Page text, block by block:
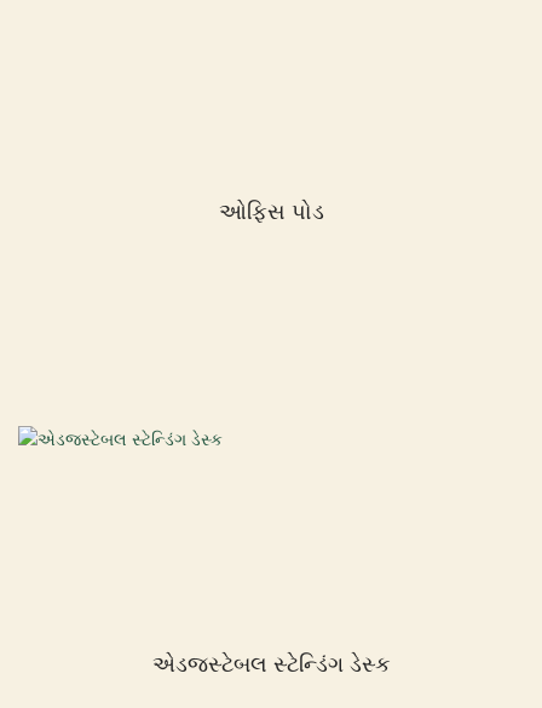
ઓફિસ પોડ
એડજસ્ટેબલ સ્ટેન્ડિંગ ડેસ્ક